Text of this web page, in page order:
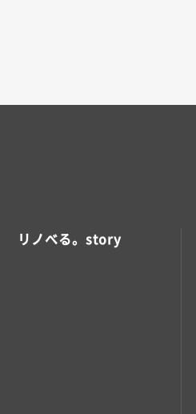
リノべる。story